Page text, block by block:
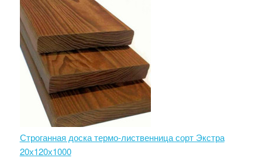
Строганная доска термо-лиственница сорт Экстра
20х120х1000